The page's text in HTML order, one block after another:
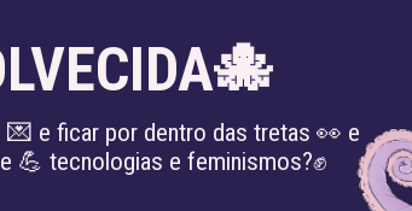
BIBLIOTECA
💌 e ficar por dentro das tretas 👀 e
💪 tecnologias e feminismos?✊